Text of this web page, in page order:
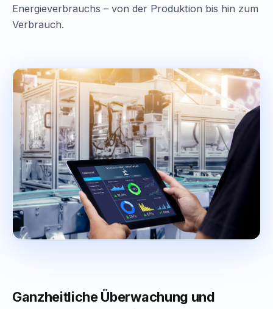
Energieverbrauchs – von der Produktion bis hin zum
Verbrauch.
Ganzheitliche Überwachung und